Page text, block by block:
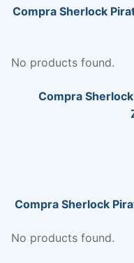
Compra Sherlock
No products found.
Compra
Compra Sherlock
No products found.